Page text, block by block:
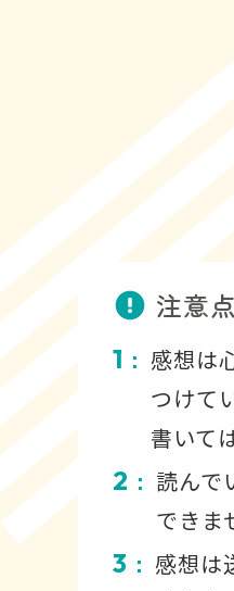
注意点
1 ： 感想は
つけて
書いて
2 ： 読んで
できま
3 ： 感想は